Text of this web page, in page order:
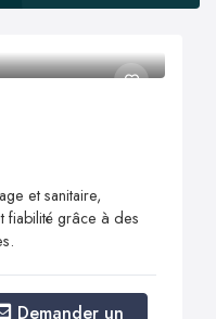
et sanitaire,
fiabilité grâce à des
Demander un